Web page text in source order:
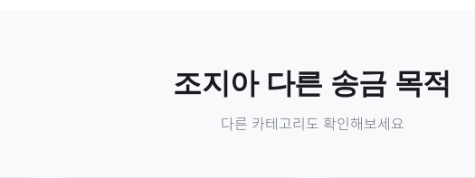
조지아다른 송금 목적
다른 카테고리도 확인해보세요